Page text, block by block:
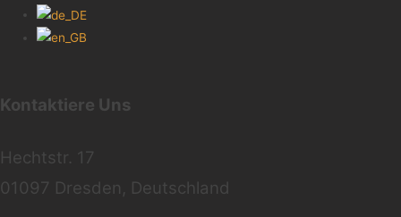
Kontaktiere Uns
Hechtstr. 17
01097 Dresden, Deutschland